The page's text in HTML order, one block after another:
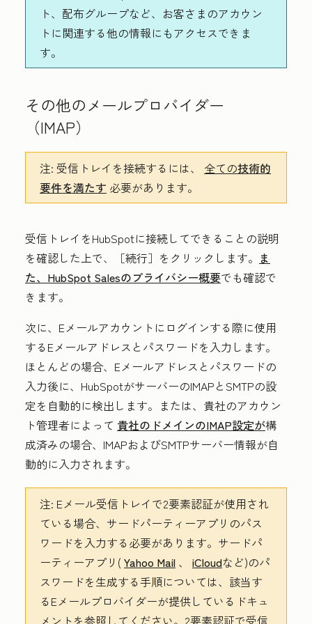
ト、配布グループなど、お客さまのアカウン
トに関連する他の情報にもアクセスできま
す。
その他のメールプロバイダー
（IMAP）
注: 受信トレイを接続するには、 全ての技術的
要件を満たす 必要があります。
受信トレイをHubSpotに接続してできることの説明
を確認した上で、
［続行］ をクリックします。 ま
た、HubSpot Salesのプライバシー概要でも確認で
きます。
次に、Eメールアカウントにログインする際に使用
するEメールアドレス と パスワードを入力します。
ほとんどの場合、Eメールアドレスとパスワードの
入力後に、HubSpotがサーバーのIMAPとSMTPの設
定を自動的に検出します。または、貴社のアカウン
ト管理者によって 貴社のドメインのIMAP設定が構
成済みの場合、IMAPおよびSMTPサーバー情報が自
動的に入力されます。
注: Eメール受信トレイで2要素認証が使用され
ている場合、サードパーティーアプリのパス
ワードを入力する必要があります。サードパ
ーティーアプリ( Yahoo Mail 、 iCloudなど)のパ
スワードを生成する手順については、該当す
るEメールプロバイダーが提供しているドキュ